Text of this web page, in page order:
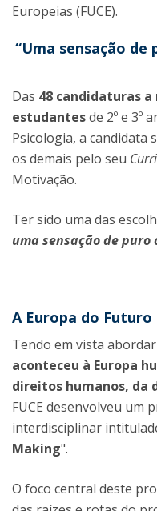
Europeias (FUCE).
“Uma sensação
Das 48 candidaturas
estudantesde 2º e 3º
Psicologia, a candidata
os demais pelo seu
Motivação.
Ter sido uma das
uma sensação de
A Europa do Futuro
Tendo em vista
aconteceu à Europa
direitos humanos, da
FUCE desenvolveu um
interdisciplinar
Making".
O foco central deste